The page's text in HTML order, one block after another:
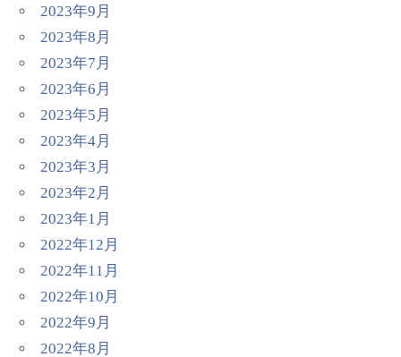
2023年9月
2023年8月
2023年7月
2023年6月
2023年5月
2023年4月
2023年3月
2023年2月
2023年1月
2022年12月
2022年11月
2022年10月
2022年9月
2022年8月